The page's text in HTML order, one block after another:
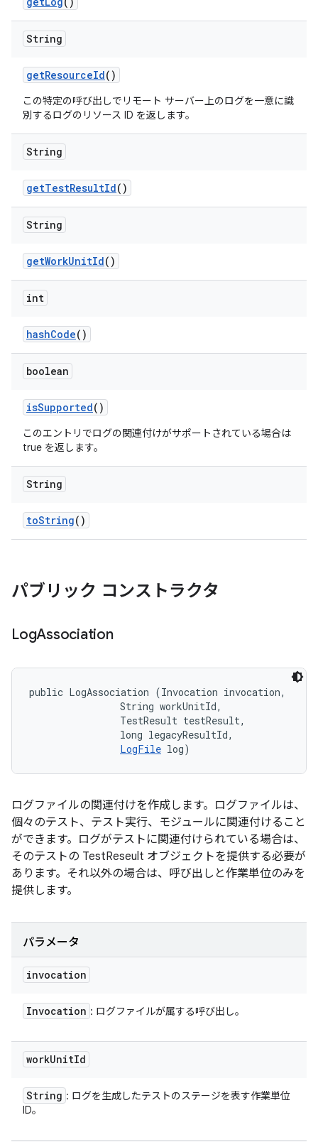
String
getResourceId()
この特定の呼び出しでリモート サーバー上のログを一意に識
別するログのリソース ID を返します。
String
getTestResultId()
String
getWorkUnitId()
int
hashCode()
boolean
isSupported()
このエントリでログの関連付けがサポートされている場合は
true を返します。
String
toString()
パブリック コンストラクタ
LogAssociation
public LogAssociation (Invocation invocation,
                String workUnitId,
                TestResult testResult,
                long legacyResultId,
LogFile log)
ログファイルの関連付けを作成します。ログファイルは、
個々のテスト、テスト実行、モジュールに関連付けること
ができます。ログがテストに関連付けられている場合は、
そのテストの TestReseult オブジェクトを提供する必要が
あります。それ以外の場合は、呼び出しと作業単位のみを
提供します。
パラメータ
invocation
Invocation : ログファイルが属する呼び出し。
workUnitId
String : ログを生成したテストのステージを表す作業単位
ID。